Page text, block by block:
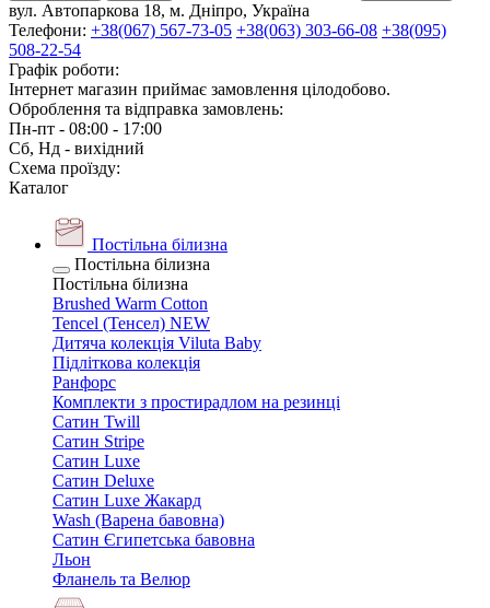
вул. Автопаркова 18, м. Дніпро, Україна
Телефони: +38(067) 567-73-05 +38(063) 303-66-08 +38(095)
508-22-54
Графік роботи:
Інтернет магазин приймає замовлення цілодобово.
Оброблення та відправка замовлень:
Пн-пт - 08:00 - 17:00
Сб, Нд - вихідний
Схема проїзду:
Каталог
Постільна білизна
Постільна білизна
Постільна білизна
Brushed Warm Cotton
Tencel (Тенсел) NEW
Дитяча колекція Viluta Baby
Підліткова колекція
Ранфорс
Комплекти з простирадлом на резинці
Сатин Twill
Сатин Stripe
Сатин Luxe
Сатин Deluxe
Сатин Luxe Жакард
Wash (Варена бавовна)
Сатин Єгипетська бавовна
Льон
Фланель та Велюр